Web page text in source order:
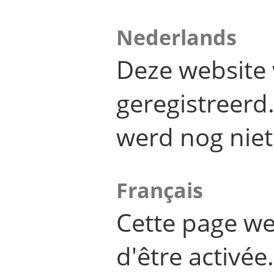
Nederlands
Deze
werd nog
Français
Cette page
d'être